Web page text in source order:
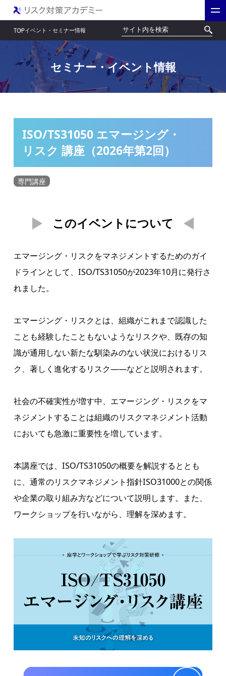
TOPイベント・セミナー情報
セミナー・イベント情報
ISO/TS31050 エマージング・
リスク 講座（2026年第2回）
専門講座
このイベントについて
エマージング・リスクをマネジメントするためのガイ
ドラインとして、ISO/TS31050が2023年10月に発行さ
れました。
エマージング・リスクとは、組織がこれまで認識した
ことも経験したこともないようなリスクや、既存の知
識が通用しない新たな馴染みのない状況におけるリス
ク、著しく進化するリスク――などと説明されます。
社会の不確実性が増す中、エマージング・リスクをマ
ネジメントすることは組織のリスクマネジメント活動
においても急激に重要性を増しています。
本講座では、ISO/TS31050の概要を解説するととも
に、通常のリスクマネジメント指針ISO31000との関係
や企業の取り組み方などについて説明します。また、
ワークショップを行いながら、理解を深めます。